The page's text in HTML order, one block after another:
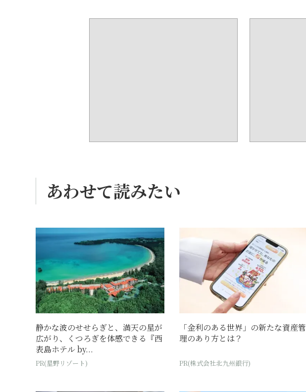
あわせて読みたい
静かな波のせせらぎと、満天の星が
広がり、くつろぎを体感できる『西
表島ホテル by...
PR(星野リゾート)
「金利のある世界」の新たな資産管
理のあり方とは？
PR(株式会社北九州銀行)